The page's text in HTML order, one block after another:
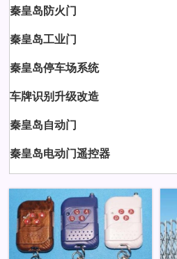
秦皇岛防火门
秦皇岛工业门
秦皇岛停车场系统
车牌识别升级改造
秦皇岛自动门
秦皇岛电动门遥控器